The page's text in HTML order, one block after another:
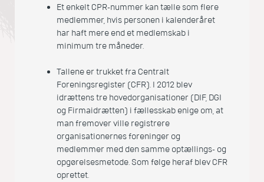
Et enkelt CPR-nummer kan tælle som flere
medlemmer, hvis personen i kalenderåret
har haft mere end et medlemskab i
minimum tre måneder.
Tallene er trukket fra Centralt
Foreningsregister (CFR). I 2012 blev
idrættens tre hovedorganisationer (DIF, DGI
og Firmaidrætten) i fællesskab enige om, at
man fremover ville registrere
organisationernes foreninger og
medlemmer med den samme optællings- og
opgørelsesmetode. Som følge heraf blev CFR
oprettet.